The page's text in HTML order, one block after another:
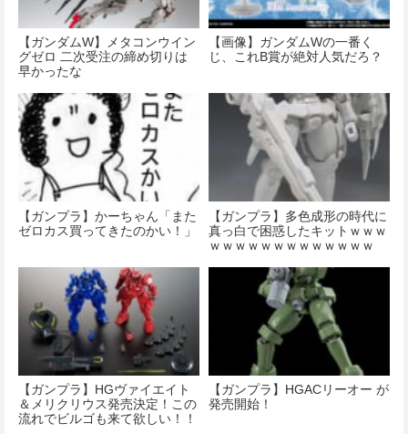
【ガンダムW】メタコンウイン
グゼロ 二次受注の締め切りは
早かったな
【画像】ガンダムWの一番く
じ、これB賞が絶対人気だろ？
【ガンプラ】かーちゃん「また
ゼロカス買ってきたのかい！」
【ガンプラ】多色成形の時代に
真っ白で困惑したキットｗｗｗ
ｗｗｗｗｗｗｗｗｗｗｗｗｗ
【ガンプラ】HGヴァイエイト
＆メリクリウス発売決定！この
流れでビルゴも来て欲しい！！
【ガンプラ】HGACリーオー が
発売開始！